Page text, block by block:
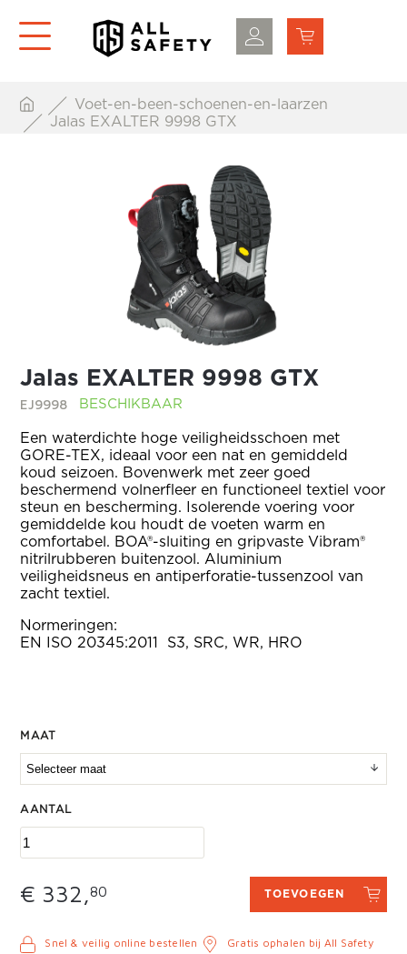
Voet-en-been-schoenen-en-laarzen
Jalas EXALTER 9998 GTX
Jalas EXALTER 9998 GTX
EJ9998 BESCHIKBAAR
Een waterdichte hoge veiligheidsschoen met
GORE-TEX, ideaal voor een nat en gemiddeld
koud seizoen. Bovenwerk met zeer goed
beschermend volnerfleer en functioneel textiel voor
steun en bescherming. Isolerende voering voor
gemiddelde kou houdt de voeten warm en
comfortabel. BOA®-sluiting en gripvaste Vibram®
nitrilrubberen buitenzool. Aluminium
veiligheidsneus en antiperforatie-tussenzool van
zacht textiel.
Normeringen:
EN ISO 20345:2011 S3, SRC, WR, HRO
MAAT
AANTAL
€ 332,80 TOEVOEGEN
Snel & veilig online bestellen
Gratis ophalen bij All Safety